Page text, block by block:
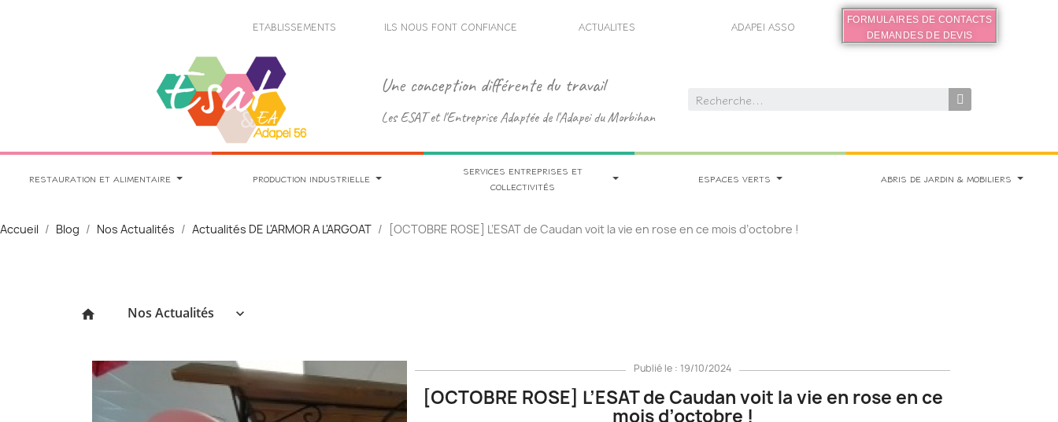
ETABLISSEMENTS ILS NOUS FONT CONFIANCE ACTUALITES ADAPEI ASSO
FORMULAIRES DE CONTACTS
DEMANDES DE DEVIS
Une conception différente du travail
Les ESAT et l'Entreprise Adaptée de l'Adapei du Morbihan
RESTAURATION ET ALIMENTAIRE PRODUCTION INDUSTRIELLE
SERVICES ENTREPRISES ET
COLLECTIVITÉS
ESPACES VERTS ABRIS DE JARDIN & MOBILIERS
Accueil Blog Nos Actualités Actualités DE L'ARMOR A L'ARGOAT [OCTOBRE ROSE] L’ESAT de Caudan voit la vie en rose en ce mois d’octobre !
home Nos Actualités keyboard_arrow_down
Publié le : 19/10/2024
[OCTOBRE ROSE] L’ESAT de Caudan voit la vie en rose en ce
mois d’octobre !